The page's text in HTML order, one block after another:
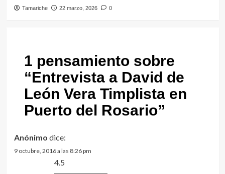
Tamariche 22 marzo, 2026 0
1 pensamiento sobre
“Entrevista a David de
León Vera Timplista en
Puerto del Rosario”
Anónimo dice:
9 octubre, 2016 a las 8:26 pm
4.5